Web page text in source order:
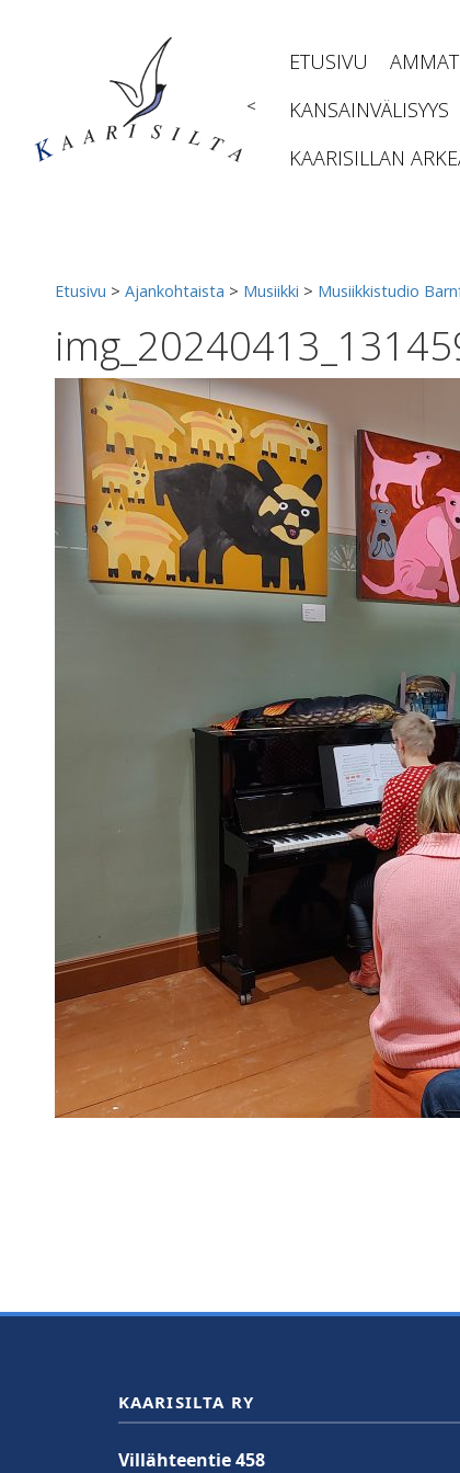
<
ETUSIVU
KANSAINVÄLISYYS
KAARISILLAN
Etusivu > Ajankohtaista > Musiikki > Musiikkistudio
KAARISILTA RY
Villähteentie 458